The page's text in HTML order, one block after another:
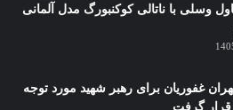
وسلی با ناتالی کوکنبورگ مدل آلمانی
غفوریان برای رهبر شهید مورد توجه
قرار گرفت